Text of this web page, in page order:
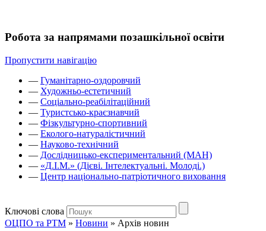
Робота за напрямами позашкільної освіти
Пропустити навігацію
— Гуманітарно-оздоровчий
— Художньо-естетичний
— Соціально-реабілітаційний
— Туристсько-краєзнавчий
— Фізкультурно-спортивний
— Еколого-натуралістичний
— Науково-технічний
— Дослідницько-експериментальний (МАН)
— «Д.І.М.» (Дієві. Інтелектуальні. Молоді.)
— Центр національно-патріотичного виховання
Ключові слова
ОЦПО та РТМ » Новини » Архів новин